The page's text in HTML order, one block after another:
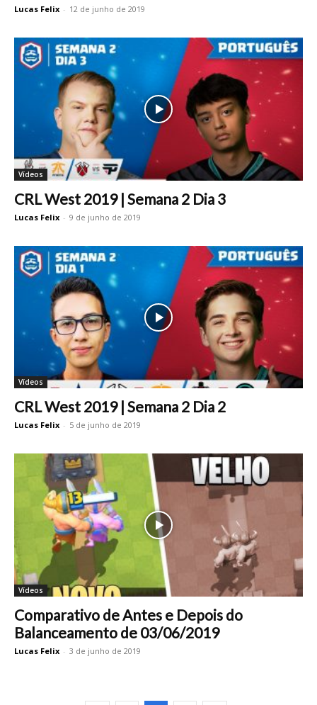
Lucas Felix - 12 de junho de 2019
Vídeos
CRL West 2019 | Semana 2 Dia 3
Lucas Felix - 9 de junho de 2019
Vídeos
CRL West 2019 | Semana 2 Dia 2
Lucas Felix - 5 de junho de 2019
Vídeos
Comparativo de Antes e Depois do
Balanceamento de 03/06/2019
Lucas Felix - 3 de junho de 2019